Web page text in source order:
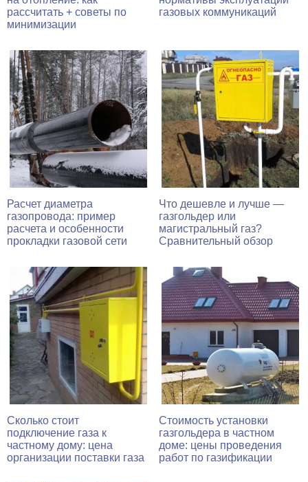
рассчитать + советы по
минимизации
газовых коммуникаций
Расчет диаметра
газопровода: пример
расчета и особенности
прокладки газовой сети
Что дешевле и лучше —
газгольдер или
магистральный газ?
Сравнительный обзор
Сколько стоит
подключение газа к
частному дому: цена
организации поставки газа
Стоимость установки
газгольдера в частном
доме: цены проведения
работ по газификации